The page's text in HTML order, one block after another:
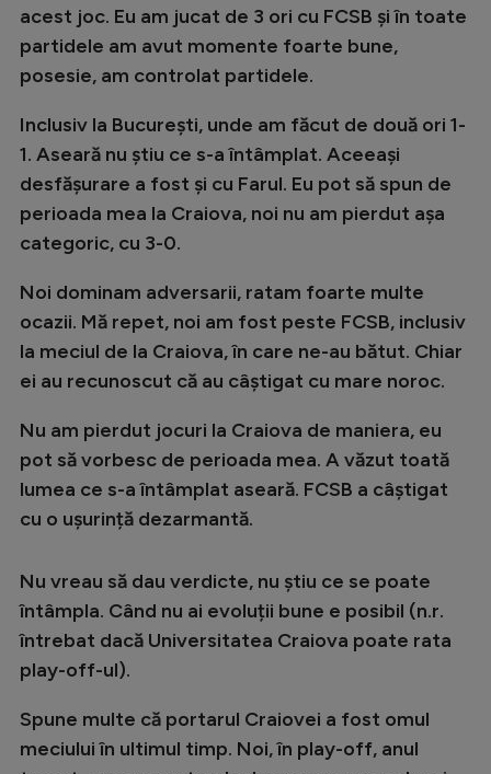
Natație
Auto
Rugby
Ciclism
JO 2024
JO 2026
Intră în cont
Creează cont
acest joc. Eu am jucat de 3 ori cu FCSB și în toate
partidele am avut momente foarte bune,
posesie, am controlat partidele.
Inclusiv la București, unde am făcut de două ori 1-
1. Aseară nu știu ce s-a întâmplat. Aceeași
desfășurare a fost și cu Farul. Eu pot să spun de
perioada mea la Craiova, noi nu am pierdut așa
categoric, cu 3-0.
Noi dominam adversarii, ratam foarte multe
ocazii. Mă repet, noi am fost peste FCSB, inclusiv
la meciul de la Craiova, în care ne-au bătut. Chiar
ei au recunoscut că au câștigat cu mare noroc.
Nu am pierdut jocuri la Craiova de maniera, eu
pot să vorbesc de perioada mea. A văzut toată
lumea ce s-a întâmplat aseară. FCSB a câștigat
cu o ușurință dezarmantă.
Nu vreau să dau verdicte, nu știu ce se poate
întâmpla. Când nu ai evoluții bune e posibil (n.r.
întrebat dacă Universitatea Craiova poate rata
play-off-ul).
Spune multe că portarul Craiovei a fost omul
meciului în ultimul timp. Noi, în play-off, anul